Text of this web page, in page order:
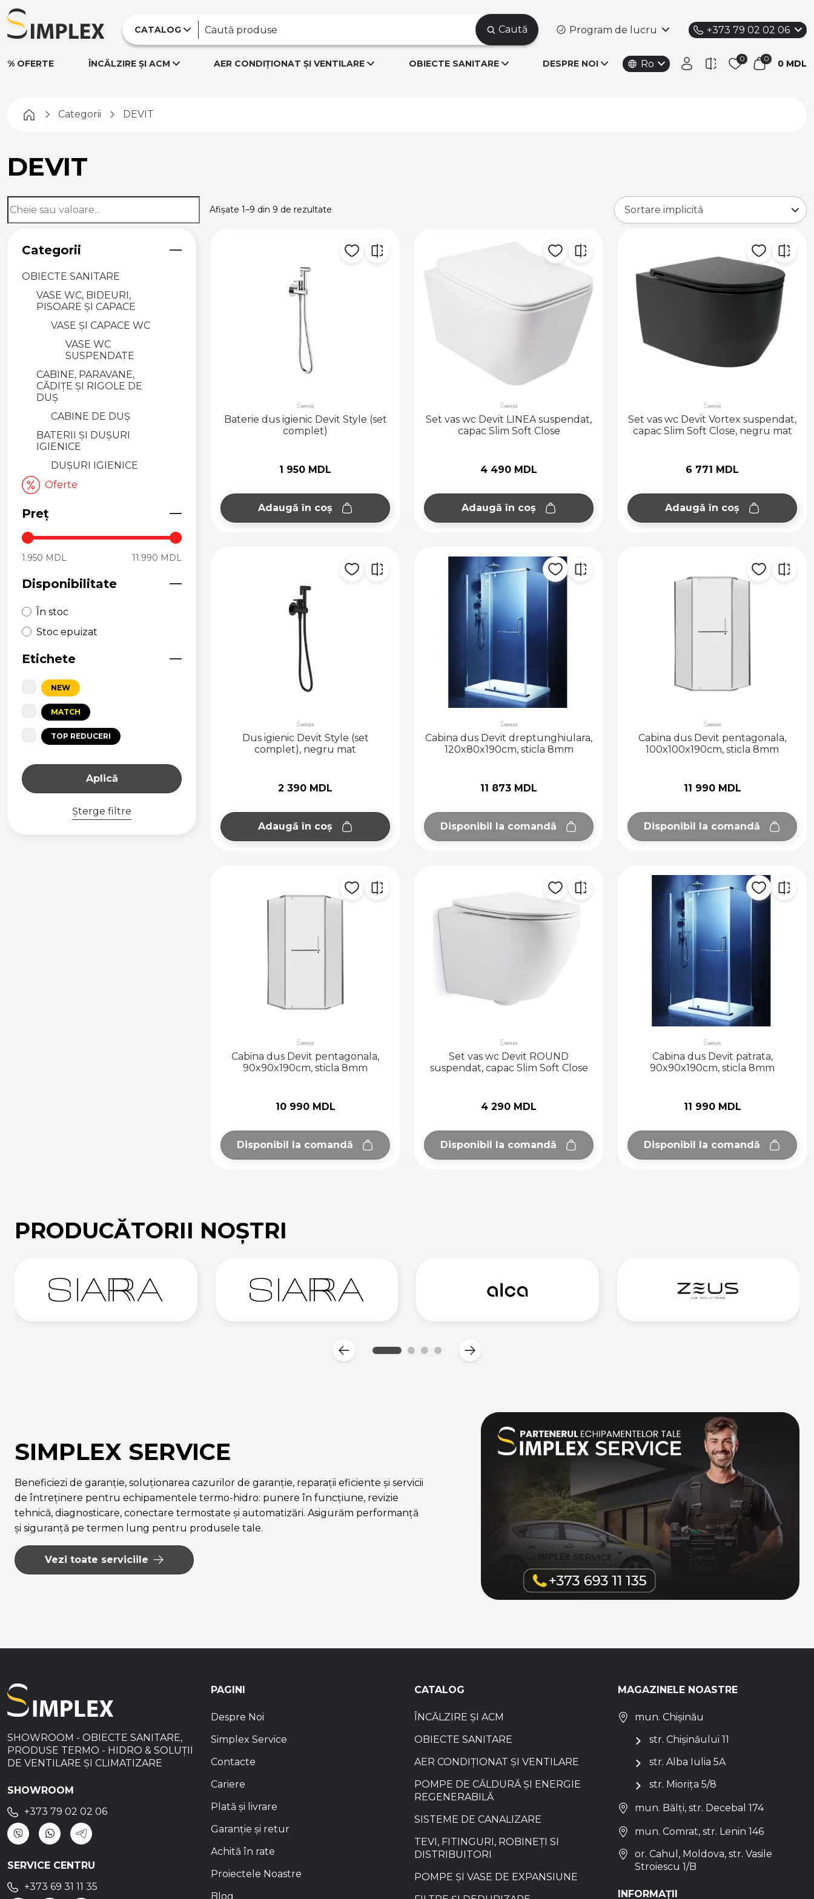
CATALOG Caută Program de lucru +373 79 02 02 06
% OFERTE ÎNCĂLZIRE ȘI ACM AER CONDIȚIONAT ȘI VENTILARE OBIECTE SANITARE DESPRE NOI Ro 0 MDL
Pagina principală
Categorii DEVIT
DEVIT
Afișate 1–9 din 9 de rezultate
Categorii
OBIECTE SANITARE
VASE WC, BIDEURI,
PISOARE ȘI CAPACE
VASE ȘI CAPACE WC
VASE WC
SUSPENDATE
CABINE, PARAVANE,
CĂDIȚE ȘI RIGOLE DE
DUȘ
CABINE DE DUȘ
BATERII ȘI DUȘURI
IGIENICE
DUȘURI IGIENICE
Oferte
Preț
1.950 MDL 11.990 MDL
Disponibilitate
În stoc
Stoc epuizat
Etichete
NEW
MATCH
TOP REDUCERI
Aplică
Șterge filtre
Baterie dus igienic Devit Style (set
complet)
1 950 MDL
Adaugă în coș
Set vas wc Devit LINEA suspendat,
capac Slim Soft Close
4 490 MDL
Adaugă în coș
Set vas wc Devit Vortex suspendat,
capac Slim Soft Close, negru mat
6 771 MDL
Adaugă în coș
Dus igienic Devit Style (set
complet), negru mat
2 390 MDL
Adaugă în coș
Cabina dus Devit dreptunghiulara,
120x80x190cm, sticla 8mm
11 873 MDL
Disponibil la comandă
Cabina dus Devit pentagonala,
100x100x190cm, sticla 8mm
11 990 MDL
Disponibil la comandă
Cabina dus Devit pentagonala,
90x90x190cm, sticla 8mm
10 990 MDL
Disponibil la comandă
Set vas wc Devit ROUND
suspendat, capac Slim Soft Close
4 290 MDL
Disponibil la comandă
Cabina dus Devit patrata,
90x90x190cm, sticla 8mm
11 990 MDL
Disponibil la comandă
PRODUCĂTORII NOȘTRI
SIMPLEX SERVICE
Beneficiezi de garanție, soluționarea cazurilor de garanție, reparații eficiente și servicii
de întreținere pentru echipamentele termo-hidro: punere în funcțiune, revizie
tehnică, diagnosticare, conectare termostate și automatizări. Asigurăm performanță
și siguranță pe termen lung pentru produsele tale.
Vezi toate serviciile
SHOWROOM - OBIECTE SANITARE,
PRODUSE TERMO - HIDRO & SOLUȚII
DE VENTILARE ȘI CLIMATIZARE
SHOWROOM
+373 79 02 02 06
SERVICE CENTRU
+373 69 31 11 35
PAGINI
Despre Noi
Simplex Service
Contacte
Cariere
Plată și livrare
Garanție și retur
Achită în rate
Proiectele Noastre
Blog
CATALOG
ÎNCĂLZIRE ȘI ACM
OBIECTE SANITARE
AER CONDIȚIONAT ȘI VENTILARE
POMPE DE CĂLDURĂ ȘI ENERGIE
REGENERABILĂ
SISTEME DE CANALIZARE
TEVI, FITINGURI, ROBINEȚI SI
DISTRIBUITORI
POMPE ȘI VASE DE EXPANSIUNE
MAGAZINELE NOASTRE
mun. Chișinău
str. Chișinăului 11
str. Alba Iulia 5A
str. Miorița 5/8
mun. Bălți, str. Decebal 174
mun. Comrat, str. Lenin 146
or. Cahul, Moldova, str. Vasile
Stroiescu 1/B
INFORMAȚII